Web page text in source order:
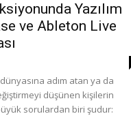
Yazılım
ve Ableton Live
adım atan ya da
düşünen kişilerin
sorulardan biri şudur: